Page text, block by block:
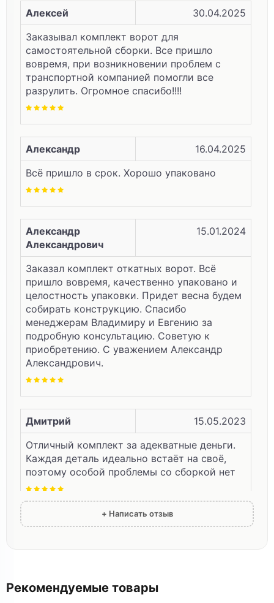
Алексей
30.04.2025
Заказывал комплект ворот для
самостоятельной сборки. Все пришло
вовремя, при возникновении проблем с
транспортной компанией помогли все
разрулить. Огромное спасибо!!!!
Александр
16.04.2025
Всё пришло в срок. Хорошо упаковано
Александр
Александрович
15.01.2024
Заказал комплект откатных ворот. Всё
пришло вовремя, качественно упаковано и
целостность упаковки. Придет весна будем
собирать конструкцию. Спасибо
менеджерам Владимиру и Евгению за
подробную консультацию. Советую к
приобретению. С уважением Александр
Александрович.
Дмитрий
15.05.2023
Отличный комплект за адекватные деньги.
Каждая деталь идеально встаёт на своё,
поэтому особой проблемы со сборкой нет
Николай
19.10.2022
добротно выполнено, ещё не сваривали, а
+ Написать отзыв
Рекомендуемые товары